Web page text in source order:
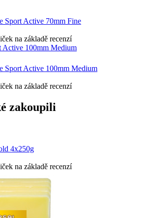
Sport Active 70mm Fine
na základě recenzí
Sport Active 100mm Medium
na základě recenzí
zakoupili
4x250g
na základě recenzí